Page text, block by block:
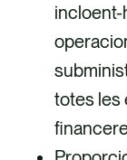
incloent-
totes les